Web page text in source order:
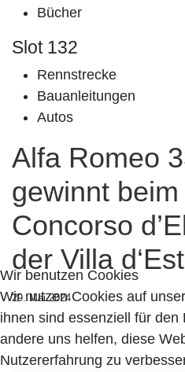
Bücher
Slot 132
Rennstrecke
Bauanleitungen
Autos
Alfa Romeo
gewinnt
Concorso
der Villa
29. Mai 2024
Wir benutzen Cookies
Wir nutzen Cookies auf
ihnen sind essenziell für
andere uns helfen, diese
Nutzererfahrung zu